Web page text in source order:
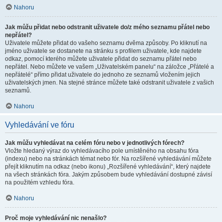
Nahoru
Jak můžu přidat nebo odstranit uživatele do/z mého seznamu přátel nebo
nepřátel?
Uživatele můžete přidat do vašeho seznamu dvěma způsoby. Po kliknutí na
jméno uživatele se dostanete na stránku s profilem uživatele, kde najdete
odkaz, pomocí kterého můžete uživatele přidat do seznamu přátel nebo
nepřátel. Nebo můžete ve vašem „Uživatelském panelu“ na záložce „Přátelé a
nepřátelé“ přímo přidat uživatele do jednoho ze seznamů vložením jejich
uživatelských jmen. Na stejné stránce můžete také odstranit uživatele z vašich
seznamů.
Nahoru
Vyhledávání ve fóru
Jak můžu vyhledávat na celém fóru nebo v jednotlivých fórech?
Vložte hledaný výraz do vyhledávacího pole umístěného na obsahu fóra
(indexu) nebo na stránkách témat nebo fór. Na rozšířené vyhledávání můžete
přejít kliknutím na odkaz (nebo ikonu) „Rozšířené vyhledávání“, který najdete
na všech stránkách fóra. Jakým způsobem bude vyhledávání dostupné závisí
na použitém vzhledu fóra.
Nahoru
Proč moje vyhledávání nic nenašlo?